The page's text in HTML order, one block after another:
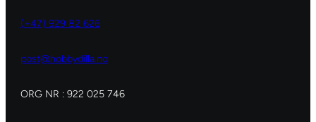
(+47) 929 82 626
post@hobbydilla.no
ORG NR : 922 025 746